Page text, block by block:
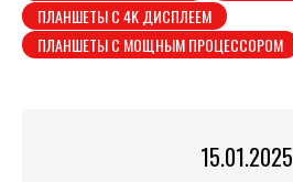
ПЛАНШЕТЫ С 4K ДИСПЛЕЕМ
ПЛАНШЕТЫ С МОЩНЫМ ПРОЦЕССОРОМ
15.01.2025